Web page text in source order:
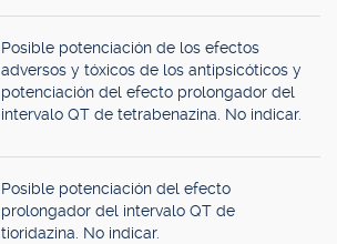
Posible potenciación de los efectos
adversos y tóxicos de los antipsicóticos y
potenciación del efecto prolongador del
intervalo QT de tetrabenazina. No indicar.
Posible potenciación del efecto
prolongador del intervalo QT de
tioridazina. No indicar.